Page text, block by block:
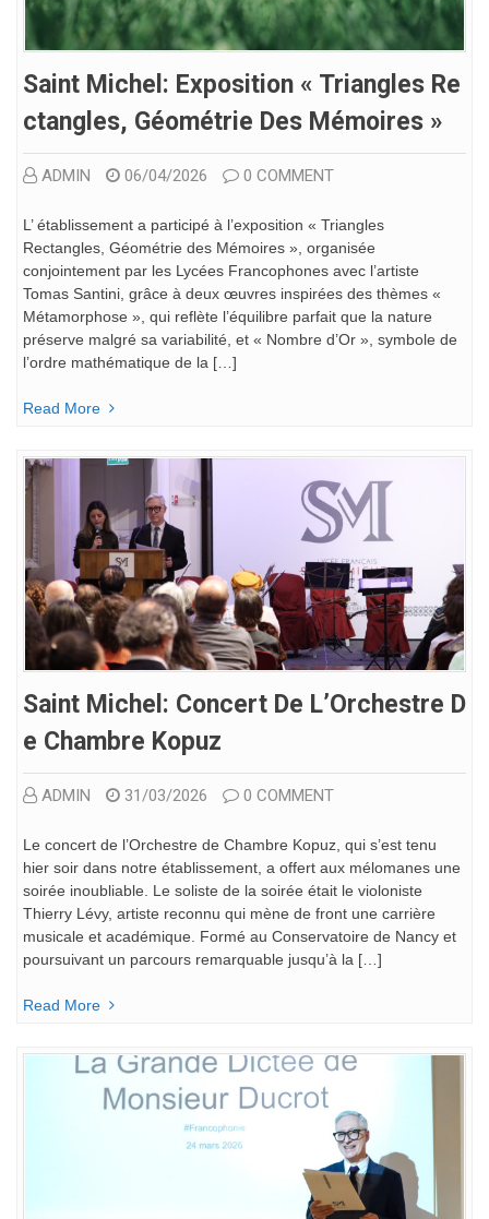
Saint Michel: Exposition « Triangles Re
Ctangles, Géométrie Des Mémoires »
ADMIN 06/04/2026 0 COMMENT
L’ établissement a participé à l’exposition « Triangles
Rectangles, Géométrie des Mémoires », organisée
conjointement par les Lycées Francophones avec l’artiste
Tomas Santini, grâce à deux œuvres inspirées des thèmes «
Métamorphose », qui reflète l’équilibre parfait que la nature
préserve malgré sa variabilité, et « Nombre d’Or », symbole de
l’ordre mathématique de la […]
Read More
Saint Michel: Concert De L’Orchestre D
E Chambre Kopuz
ADMIN 31/03/2026 0 COMMENT
Le concert de l’Orchestre de Chambre Kopuz, qui s’est tenu
hier soir dans notre établissement, a offert aux mélomanes une
soirée inoubliable. Le soliste de la soirée était le violoniste
Thierry Lévy, artiste reconnu qui mène de front une carrière
musicale et académique. Formé au Conservatoire de Nancy et
poursuivant un parcours remarquable jusqu’à la […]
Read More